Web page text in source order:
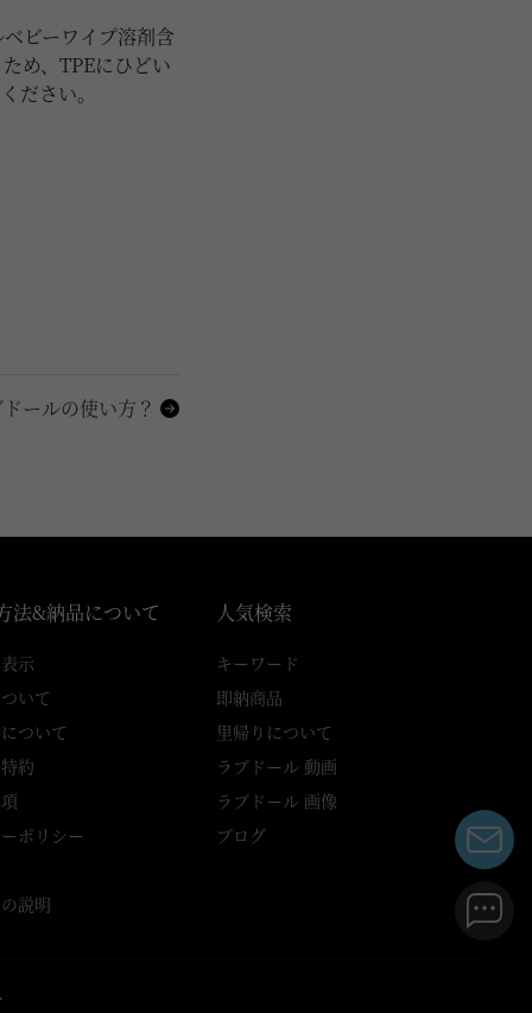
ビーワイプ溶剤含
め、TPEにひどい
ださい。
ールの使い方？
法&納品について
示
いて
ついて
約
ポリシー
説明
人気検索
キーワード
即納商品
里帰りについて
ラブドール 動画
ラブドール 画像
ブログ